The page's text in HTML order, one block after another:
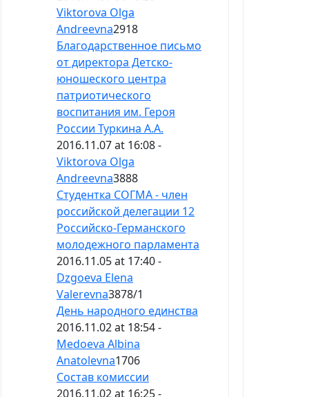
Viktorova Olga
Andreevna2918
Благодарственное письмо
от директора Детско-
юношеского центра
патриотического
воспитания им. Героя
России Туркина А.А.
2016.11.07 at 16:08 -
Viktorova Olga
Andreevna3888
Студентка СОГМА - член
российской делегации 12
Российско-Германского
молодежного парламента
2016.11.05 at 17:40 -
Dzgoeva Elena
Valerevna3878/1
День народного единства
2016.11.02 at 18:54 -
Medoeva Albina
Anatolevna1706
Состав комиссии
2016.11.02 at 16:25 -